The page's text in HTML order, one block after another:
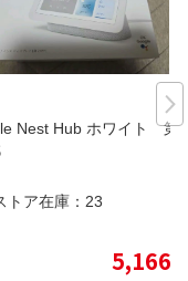
Nest Hub ホワイト 第
トア在庫： 23
5,166